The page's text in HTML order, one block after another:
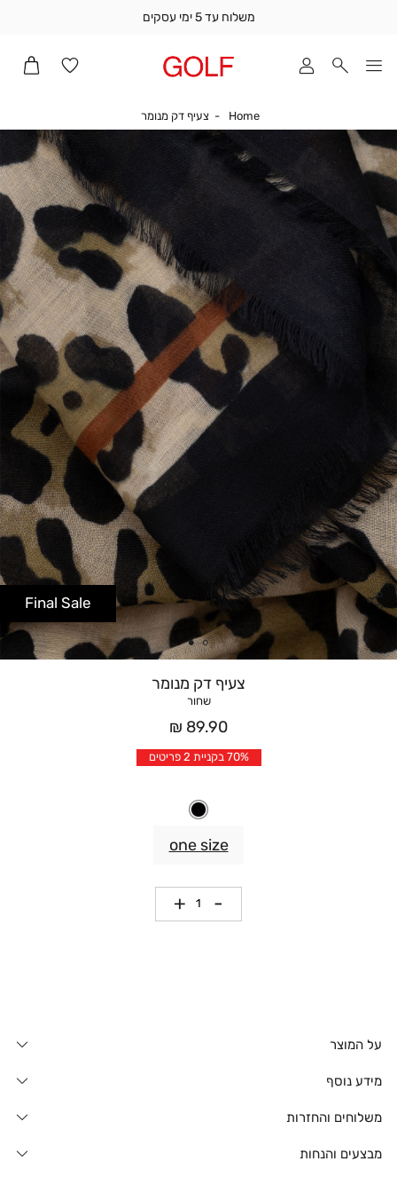
מכירה
-
האדר
(1)
משלוח עד 5 ימי עסקים
Home
Homeצעיף דק מנומר
צעיף דק מנומר
שחור
מחיר
אחרי
הנחה
89.90 ₪
70% בקניית 2 פריטים
one size
כמות
על המוצר
מידע נוסף
משלוחים והחזרות
מבצעים והנחות
Final Sale